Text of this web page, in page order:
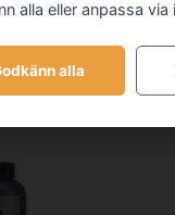
alla eller anpassa via
alla